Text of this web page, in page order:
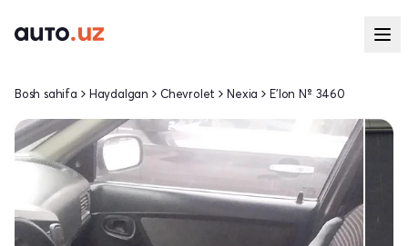
Bosh sahifa Haydalgan Chevrolet Nexia E'lon № 3460